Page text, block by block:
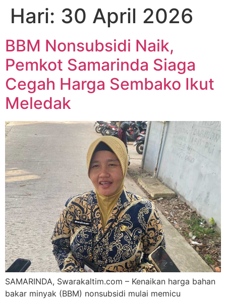
Hari: 30 April 2026
BBM Nonsubsidi Naik,
Pemkot Samarinda Siaga
Cegah Harga Sembako Ikut
Meledak
SAMARINDA, Swarakaltim.com – Kenaikan harga bahan
bakar minyak (BBM) nonsubsidi mulai memicu